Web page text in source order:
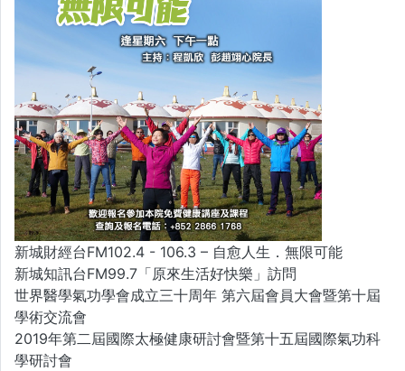
新城財經台FM102.4 - 106.3 – 自愈人生．無限可能
新城知訊台FM99.7「原來生活好快樂」訪問
世界醫學氣功學會成立三十周年 第六屆會員大會暨第十屆
學術交流會
2019年第二屆國際太極健康研討會暨第十五屆國際氣功科
學研討會